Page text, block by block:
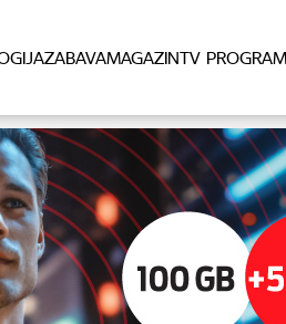
ZABAVAMAGAZINTV PROGRAM